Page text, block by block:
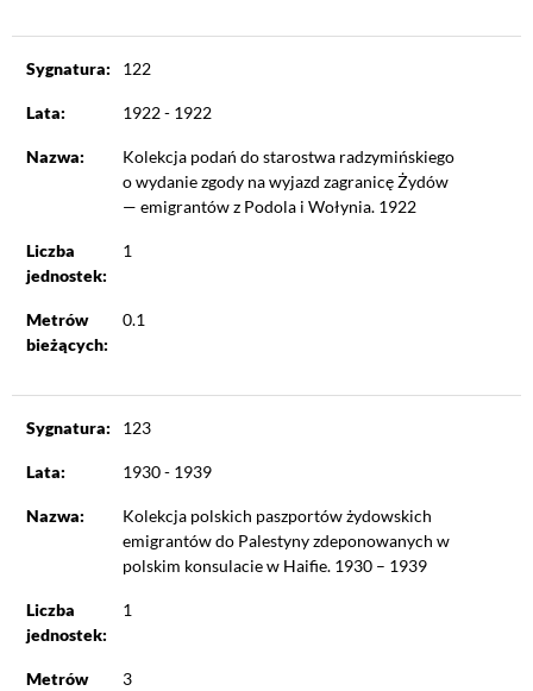
Sygnatura: 122
Lata: 1922 - 1922
Nazwa:
Kolekcja podań do starostwa radzymińskiego
o wydanie zgody na wyjazd zagranicę Żydów
— emigrantów z Podola i Wołynia. 1922
Liczba
jednostek:
1
Metrów
bieżących:
0.1
Sygnatura: 123
Lata: 1930 - 1939
Nazwa:
Kolekcja polskich paszportów żydowskich
emigrantów do Palestyny zdeponowanych w
polskim konsulacie w Haifie. 1930 – 1939
Liczba
jednostek:
1
Metrów
3